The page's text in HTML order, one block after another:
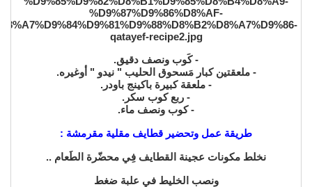
- كَوب ونصف دقيق.
- ملعقتين كبار مَسحوق الحليب " نيدو " أوغيره.
- ملعقة كبيرة باكينج باودر.
- ربع كوب سكر.
- كوب ونصف ماء.
طريقة عمل وتحضير قطايف مقلية مقرمشة :
نخلط مكونات عجينة القطايف فِي محضّرة الطَعام ..
ونصب الخليط في علبة ضغط